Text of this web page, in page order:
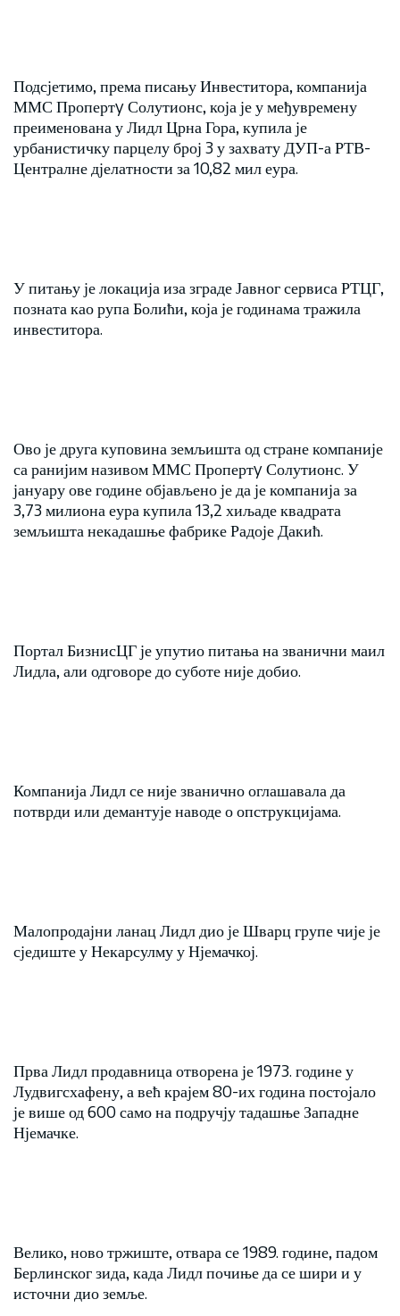
Подсјетимо, према писању Инвеститора, компанија
ММС Пропертy Солутионс, која је у међувремену
преименована у Лидл Црна Гора, купила је
урбанистичку парцелу број 3 у захвату ДУП-а РТВ-
Централне дјелатности за 10,82 мил еура.
У питању је локација иза зграде Јавног сервиса РТЦГ,
позната као рупа Болићи, која је годинама тражила
инвеститора.
Ово је друга куповина земљишта од стране компаније
са ранијим називом ММС Пропертy Солутионс. У
јануару ове године објављено је да је компанија за
3,73 милиона еура купила 13,2 хиљаде квадрата
земљишта некадашње фабрике Радоје Дакић.
Портал БизнисЦГ је упутио питања на званични маил
Лидла, али одговоре до суботе није добио.
Компанија Лидл се није званично оглашавала да
потврди или демантује наводе о опструкцијама.
Малопродајни ланац Лидл дио је Шварц групе чије је
сједиште у Некарсулму у Нјемачкој.
Прва Лидл продавница отворена је 1973. године у
Лудвигсхафену, а већ крајем 80-их година постојало
је више од 600 само на подручју тадашње Западне
Нјемачке.
Велико, ново тржиште, отвара се 1989. године, падом
Берлинског зида, када Лидл почиње да се шири и у
источни дио земље.